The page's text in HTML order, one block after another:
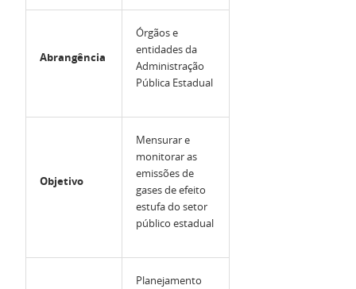
Abrangência
Órgãos e
entidades da
Administração
Pública Estadual
Objetivo
Mensurar e
monitorar as
emissões de
gases de efeito
estufa do setor
público estadual
Planejamento